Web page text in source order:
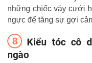
những chiếc váy cưới
ngực để tăng sự gợi
Kiểu tóc cô
ngào